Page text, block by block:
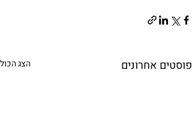
פוסטים אחרונים הצג הכול